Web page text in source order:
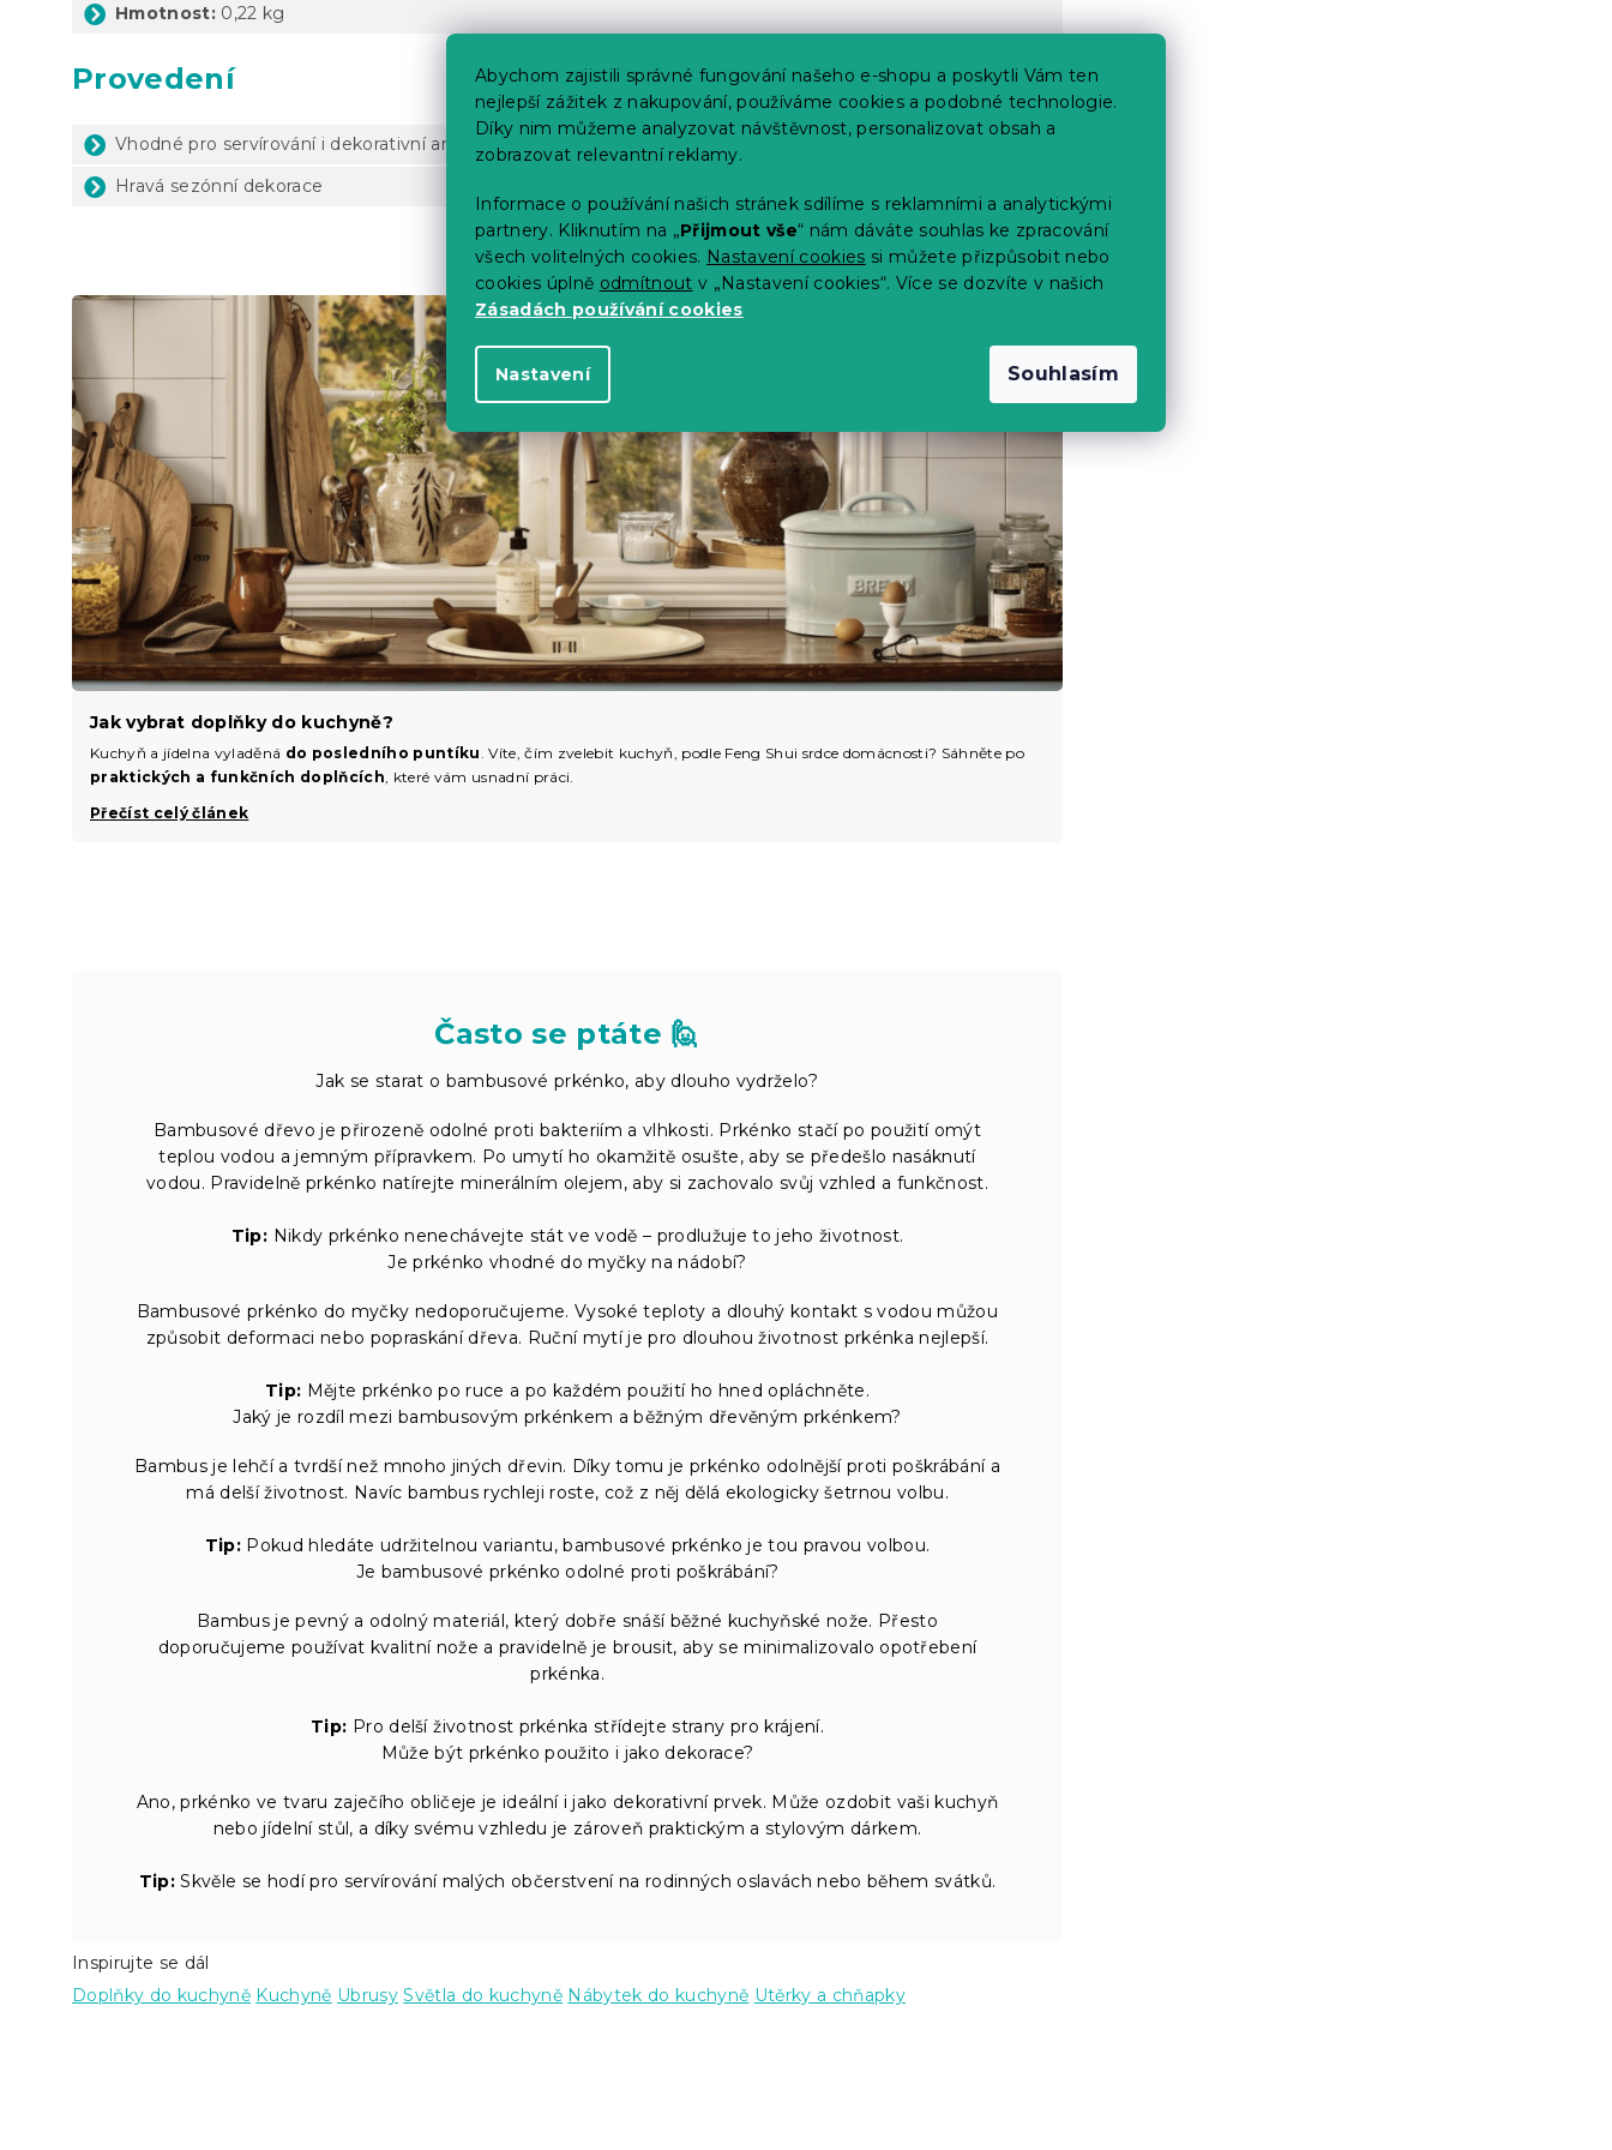
Abychom zajistili správné fungování našeho e-shopu a poskytli Vám ten
nejlepší zážitek z nakupování, používáme cookies a podobné technologie.
Díky nim můžeme analyzovat návštěvnost, personalizovat obsah a
zobrazovat relevantní reklamy.
Informace o používání našich stránek sdílíme s reklamními a analytickými
partnery. Kliknutím na „Přijmout vše“ nám dáváte souhlas ke zpracování
všech volitelných cookies. Nastavení cookies si můžete přizpůsobit nebo
cookies úplně odmítnout v „Nastavení cookies“. Více se dozvíte v našich
Zásadách používání cookies
Nastavení Souhlasím
Hmotnost: 0,22 kg
Provedení
Vhodné pro servírování i dekorativní aranžmá
Hravá sezónní dekorace
Jak vybrat doplňky do kuchyně?
Kuchyň a jídelna vyladěná do posledního puntíku. Víte, čím zvelebit kuchyň, podle Feng Shui srdce domácnosti? Sáhněte po
praktických a funkčních doplňcích, které vám usnadní práci.
Přečíst celý článek
Často se ptáte 🙋
Jak se starat o bambusové prkénko, aby dlouho vydrželo?
Bambusové dřevo je přirozeně odolné proti bakteriím a vlhkosti. Prkénko stačí po použití omýt
teplou vodou a jemným přípravkem. Po umytí ho okamžitě osušte, aby se předešlo nasáknutí
vodou. Pravidelně prkénko natírejte minerálním olejem, aby si zachovalo svůj vzhled a funkčnost.
Tip: Nikdy prkénko nenechávejte stát ve vodě – prodlužuje to jeho životnost.
Je prkénko vhodné do myčky na nádobí?
Bambusové prkénko do myčky nedoporučujeme. Vysoké teploty a dlouhý kontakt s vodou můžou
způsobit deformaci nebo popraskání dřeva. Ruční mytí je pro dlouhou životnost prkénka nejlepší.
Tip: Mějte prkénko po ruce a po každém použití ho hned opláchněte.
Jaký je rozdíl mezi bambusovým prkénkem a běžným dřevěným prkénkem?
Bambus je lehčí a tvrdší než mnoho jiných dřevin. Díky tomu je prkénko odolnější proti poškrábání a
má delší životnost. Navíc bambus rychleji roste, což z něj dělá ekologicky šetrnou volbu.
Tip: Pokud hledáte udržitelnou variantu, bambusové prkénko je tou pravou volbou.
Je bambusové prkénko odolné proti poškrábání?
Bambus je pevný a odolný materiál, který dobře snáší běžné kuchyňské nože. Přesto
doporučujeme používat kvalitní nože a pravidelně je brousit, aby se minimalizovalo opotřebení
prkénka.
Tip: Pro delší životnost prkénka střídejte strany pro krájení.
Může být prkénko použito i jako dekorace?
Ano, prkénko ve tvaru zaječího obličeje je ideální i jako dekorativní prvek. Může ozdobit vaši kuchyň
nebo jídelní stůl, a díky svému vzhledu je zároveň praktickým a stylovým dárkem.
Tip: Skvěle se hodí pro servírování malých občerstvení na rodinných oslavách nebo během svátků.
Inspirujte se dál
Doplňky do kuchyně Kuchyně Ubrusy Světla do kuchyně Nábytek do kuchyně Utěrky a chňapky